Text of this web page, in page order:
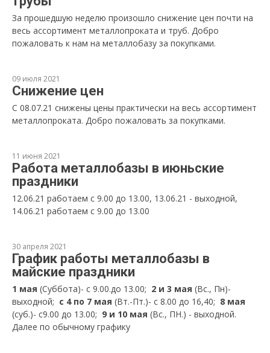
За прошедшую неделю произошло снижение цен почти на
весь ассортимент металлопроката и труб. Добро
пожаловать к нам на металлобазу за покупками.
09 июля 2021
Снижение цен
С 08.07.21 снижены цены практически на весь ассортимент
металлопроката. Добро пожаловать за покупками.
11 июня 2021
Работа металлобазы в июньские
праздники
12.06.21 работаем с 9.00 до 13.00, 13.06.21 - выходной,
14.06.21 работаем с 9.00 до 13.00
30 апреля 2021
График работы металлобазы в
майские праздники
1 мая (Суббота)- с 9.00.до 13.00; 2 и 3 мая (Вс., Пн)-
выходной; с 4 по 7 мая (Вт.-Пт.)- с 8.00 до 16,40; 8 мая
(суб.)- с9.00 до 13.00; 9 и 10 мая (Вс., ПН.) - выходной.
Далее по обычному графику